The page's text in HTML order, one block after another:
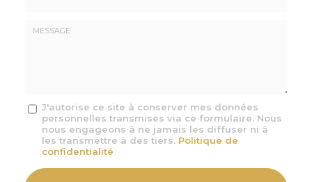
Message
J'autorise ce site à conserver mes données
personnelles transmises via ce formulaire. Nous
nous engageons à ne jamais les diffuser ni à
les transmettre à des tiers. Politique de
confidentialité
Acceptation